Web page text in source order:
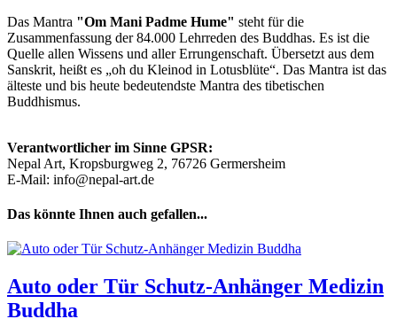
Das Mantra "Om Mani Padme Hume" steht für die
Zusammenfassung der 84.000 Lehrreden des Buddhas. Es ist die
Quelle allen Wissens und aller Errungenschaft. Übersetzt aus dem
Sanskrit, heißt es „oh du Kleinod in Lotusblüte“. Das Mantra ist das
älteste und bis heute bedeutendste Mantra des tibetischen
Buddhismus.
Verantwortlicher im Sinne GPSR:
Nepal Art, Kropsburgweg 2, 76726 Germersheim
E-Mail: info@nepal-art.de
Das könnte Ihnen auch gefallen...
Auto oder Tür Schutz-Anhänger Medizin
Buddha